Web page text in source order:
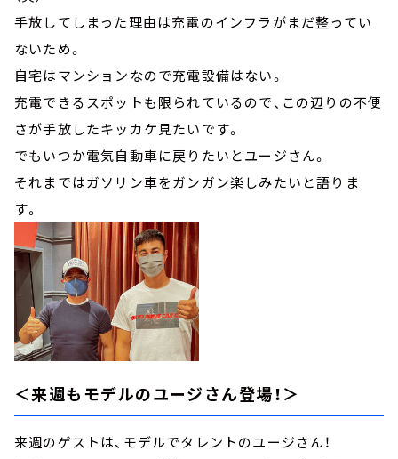
手放してしまった理由は充電のインフラがまだ整ってい
ないため。
自宅はマンションなので充電設備はない。
充電できるスポットも限られているので、この辺りの不便
さが手放したキッカケ見たいです。
でもいつか電気自動車に戻りたいとユージさん。
それまではガソリン車をガンガン楽しみたいと語りま
す。
＜来週もモデルのユージさん登場！＞
来週のゲストは、モデルでタレントのユージさん！